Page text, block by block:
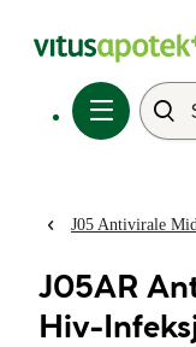
J05 Antivirale
J05AR
Hiv-